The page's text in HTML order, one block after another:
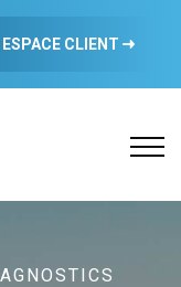
ESPACE CLIENT